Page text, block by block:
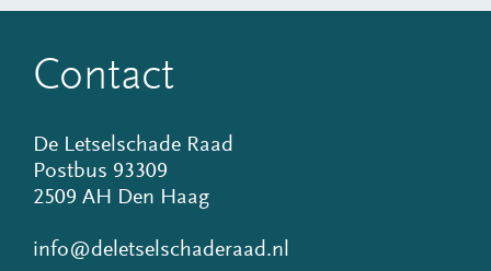
Contact
De Letselschade Raad
Postbus 93309
2509 AH Den Haag
info@deletselschaderaad.nl